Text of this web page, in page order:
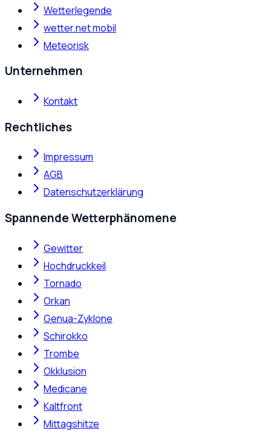
Wetterlegende
wetter.net mobil
Meteorisk
Unternehmen
Kontakt
Rechtliches
Impressum
AGB
Datenschutzerklärung
Spannende Wetterphänomene
Gewitter
Hochdruckkeil
Tornado
Orkan
Genua-Zyklone
Schirokko
Trombe
Okklusion
Medicane
Kaltfront
Mittagshitze